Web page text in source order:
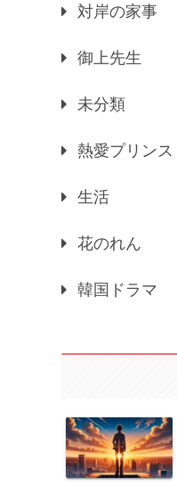
対岸の家事
御上先生
未分類
熱愛プリンス
生活
花のれん
韓国ドラマ